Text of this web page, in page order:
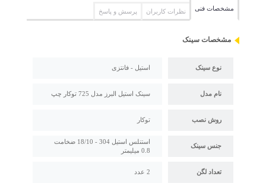
مشخصات فنی نظرات کاربران پرسش و پاسخ
مشخصات سینک
نوع سینک استیل - فانتزی
نام مدل سینک استیل البرز مدل 725 توکار چپ
روش نصب توکار
جنس سینک
استنلس استیل 304 - 18/10 ضخامت
0.8 میلیمتر
تعداد لگن 2 عدد